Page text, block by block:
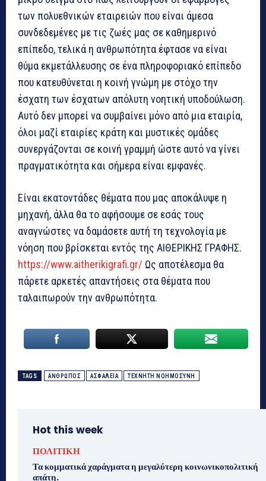
των πολυεθνικών εταιρειών που είναι άμεσα
συνδεδεμένες με τις ζωές μας σε καθημερινό
επίπεδο, τελικά η ανθρωπότητα έφτασε να είναι
θύμα εκμετάλλευσης σε ένα πληροφοριακό επίπεδο
που κατευθύνεται η κοινή γνώμη με στόχο την
έσχατη των έσχατων απόλυτη νοητική υποδούλωση.
Αυτό δεν μπορεί να συμβαίνει μόνο από μια εταιρία,
όλοι μαζί εταιρίες κράτη και μυστικές ομάδες
συνεργάζονται σε κοινή γραμμή ώστε αυτό να γίνει
πραγματικότητα και σήμερα είναι εμφανές.
Είναι εκατοντάδες θέματα που μας αποκάλυψε η
μηχανή, άλλα θα το αφήσουμε σε εσάς τους
αναγνώστες να δαμάσετε αυτή τη τεχνολογία με
νόηση που βρίσκεται εντός της ΑΙΘΕΡΙΚΗΣ ΓΡΑΦΗΣ.
https://www.aitherikigrafi.gr/ Ως αποτέλεσμα θα
πάρετε αρκετές απαντήσεις στα θέματα που
ταλαιπωρούν την ανθρωπότητα.
TAGS ΑΝΘΡΩΠΟΣ ΑΣΦΑΛΕΙΑ ΤΕΧΝΗΤΗ ΝΟΗΜΟΣΥΝΗ
Hot this week
ΠΟΛΙΤΙΚΗ
Τα κομματικά χαράγματα η μεγαλύτερη κοινωνικοπολιτική
απάτη.